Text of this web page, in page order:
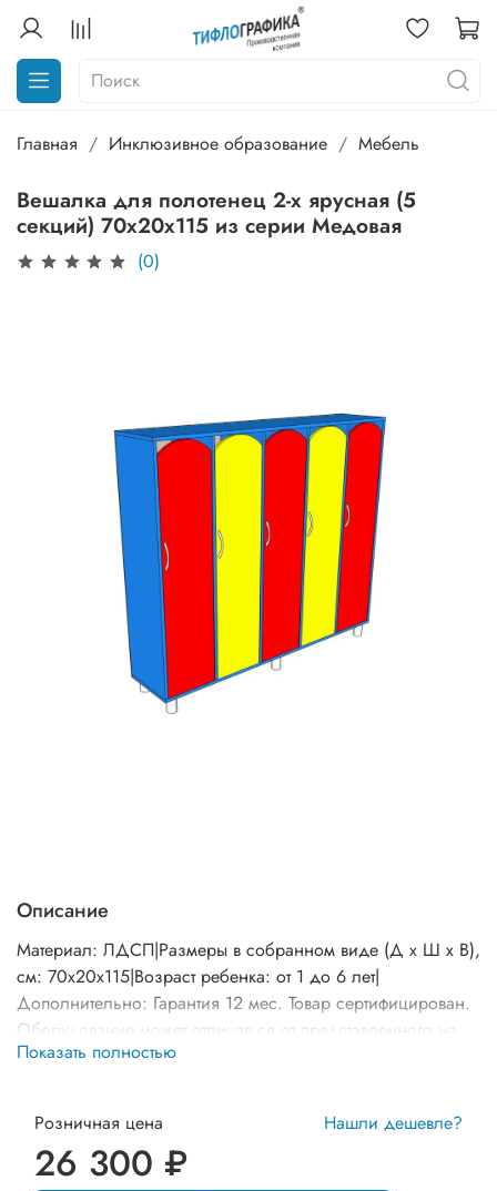
Главная Инклюзивное образование Мебель
Вешалка для полотенец 2-х ярусная (5
секций) 70х20х115 из серии Медовая
(0)
Описание
Материал: ЛДСП|Размеры в собранном виде (Д х Ш х В),
см: 70х20х115|Возраст ребенка: от 1 до 6 лет|
Дополнительно: Гарантия 12 мес. Товар сертифицирован.
Оборудование может отличаться от представленного на
фото по комплектации и расцветке элементов
Показать полностью
Розничная цена Нашли дешевле?
26 300 ₽